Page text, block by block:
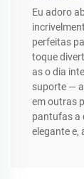
Eu adoro
perfeitas
toque
as o dia
suporte —
em outras
pantufas a
elegante e,